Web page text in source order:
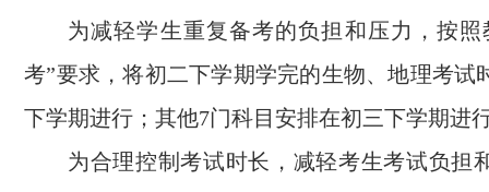
为减轻学生重复备考的负担和压力，按照
考”要求，将初二下学期学完的生物、地理考试
下学期进行；其他7门科目安排在初三下学期进
为合理控制考试时长，减轻考生考试负担